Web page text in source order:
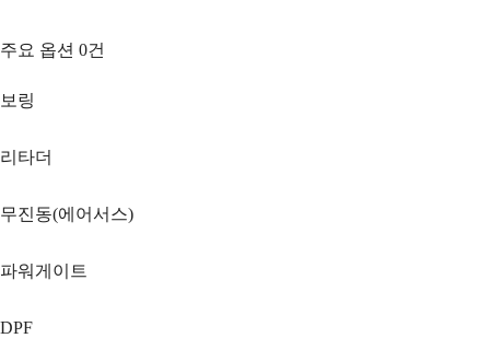
주요 옵션 0건
보링
리타더
무진동(에어서스)
파워게이트
DPF